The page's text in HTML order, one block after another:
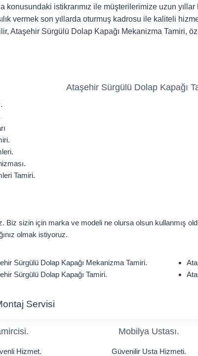
istikrarımız ile müşterilerimize uzun yıllar
vermek son yıllarda oturmuş kadrosu ile kaliteli
Ataşehir Sürgülü Dolap Kapağı Mekanizma Tamiri,
Ataşehir Sürgülü Dolap Kapağı
Tamiri.
sizin için marka ve modeli ne olursa olsun kullanmış
olmak istiyoruz.
Sürgülü Dolap Kapağı Mekanizma Tamiri.
Sürgülü Dolap Kapağı Tamiri.
Servisi
Hizmet.
Mobilya Ustası.
Güvenilir Usta Hizmeti.